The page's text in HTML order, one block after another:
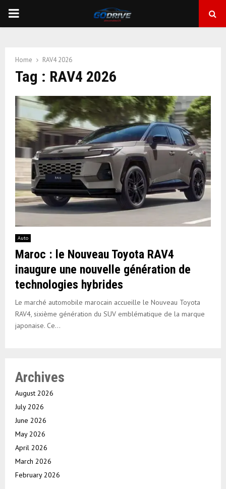
PRIMARY
Home RAV4 2026
Tag : RAV4 2026
Auto
Maroc : le Nouveau Toyota RAV4
inaugure une nouvelle génération de
technologies hybrides
Le marché automobile marocain accueille le Nouveau Toyota
RAV4, sixième génération du SUV emblématique de la marque
japonaise. Ce...
Archives
August 2026
July 2026
June 2026
May 2026
April 2026
March 2026
February 2026